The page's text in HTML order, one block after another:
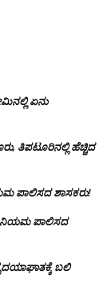
ಏನು
ತಿಪಟೂರಿನಲ್ಲಿ ಹೆಚ್ಚಿದ
ಪಾಲಿಸದ ಶಾಸಕರು!
ನಿಯಮ ಪಾಲಿಸದ
ಬಲಿ